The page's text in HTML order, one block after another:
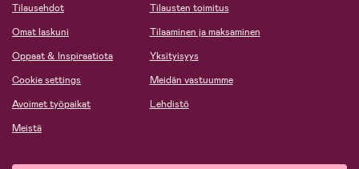
Tilausehdot
Omat laskuni
Oppaat & Inspiraatiota
Cookie settings
Avoimet työpaikat
Meistä
Tilausten toimitus
Tilaaminen ja maksaminen
Yksityisyys
Meidän vastuumme
Lehdistö